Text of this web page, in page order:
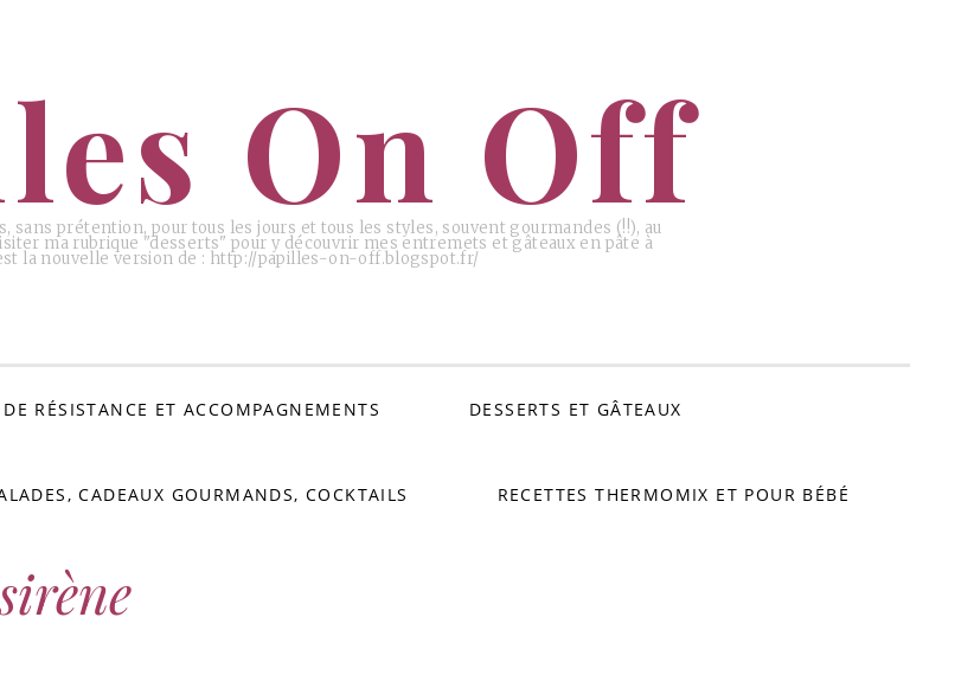
On Off
sans prétention, pour tous les jours et tous les styles, souvent gourmandes (!!), au
ma rubrique "desserts" pour y découvrir mes entremets et gâteaux en pâte à
la nouvelle version de : http://papilles-on-off.blogspot.fr/
DE RÉSISTANCE ET ACCOMPAGNEMENTS DESSERTS ET GÂTEAUX
CADEAUX GOURMANDS, COCKTAILS RECETTES THERMOMIX ET POUR BÉBÉ